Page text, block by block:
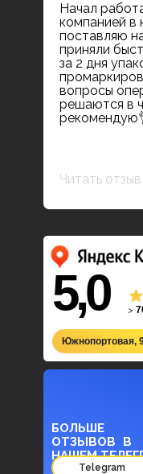
Начал
компанией в
поставляю
приняли
за 2 дня
вопросы
решаются в
Читать
5,0 >
Южнопортовая,
БОЛЬШЕ
ОТЗЫВОВ В
НАШЕМ
Telegram